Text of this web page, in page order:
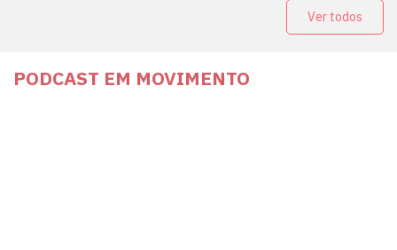
Ver todos
PODCAST EM MOVIMENTO